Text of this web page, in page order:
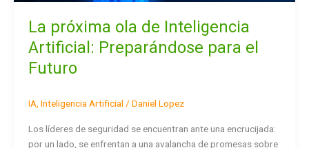
La próxima ola de Inteligencia
Artificial: Preparándose para el
Futuro
IA Inteligencia Artificial / Daniel Lopez
Los líderes de seguridad se encuentran ante una encrucijada:
por un lado, se enfrentan a una avalancha de promesas sobre